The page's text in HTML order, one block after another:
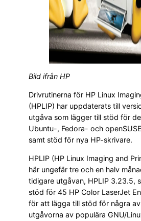
Bild ifrån HP
Drivrutinerna för HP Linux
(HPLIP) har uppdaterats till
utgåva som lägger till stöd för
Ubuntu-, Fedora- och
samt stöd för nya HP-skrivare.
HPLIP (HP Linux Imaging and
här ungefär tre och en halv
tidigare utgåvan, HPLIP 3.23.5,
stöd för 45 HP Color LaserJet
för att lägga till stöd för några
utgåvorna av populära GNU/